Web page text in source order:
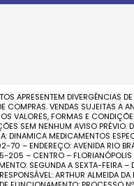
APRESENTEM DIVERGÊNCIAS
COMPRAS. VENDAS SUJEITAS A
VALORES, FORMAS E
SEM NENHUM AVISO PRÉVIO.
DINAMICA MEDICAMENTOS
70 – ENDEREÇO: AVENIDA RIO
205 – CENTRO –
SEGUNDA A SEXTA-FEIRA
ARTHUR ALMEIDA